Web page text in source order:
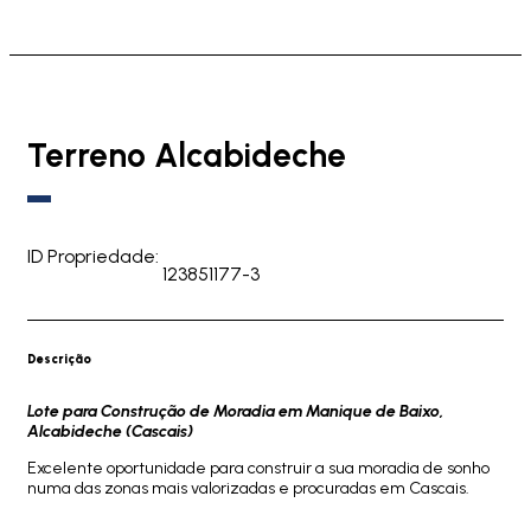
Terreno Alcabideche
ID Propriedade:
123851177-3
Descrição
Lote para Construção de Moradia em Manique de Baixo,
Alcabideche (Cascais)
Excelente oportunidade para construir a sua moradia de sonho
numa das zonas mais valorizadas e procuradas em Cascais.